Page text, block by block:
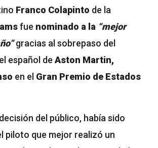
Franco Colapinto de la
fue nominado a la “mejor
gracias al sobrepaso del
español de Aston Martin,
en el Gran Premio de Estados
del público, había sido
piloto que mejor realizó un